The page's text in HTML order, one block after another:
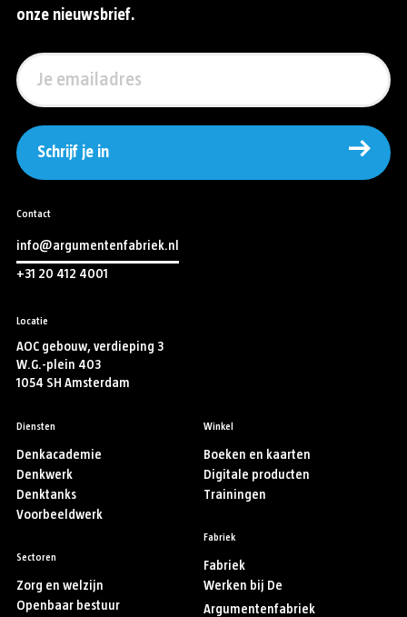
onze nieuwsbrief.
Schrijf je in
Contact
info@argumentenfabriek.nl
+31 20 412 4001
Locatie
AOC gebouw, verdieping 3
W.G.-plein 403
1054 SH Amsterdam
Diensten
Denkacademie
Denkwerk
Denktanks
Voorbeeldwerk
Sectoren
Zorg en welzijn
Openbaar bestuur
Winkel
Boeken en kaarten
Digitale producten
Trainingen
Fabriek
Fabriek
Werken bij De
Argumentenfabriek